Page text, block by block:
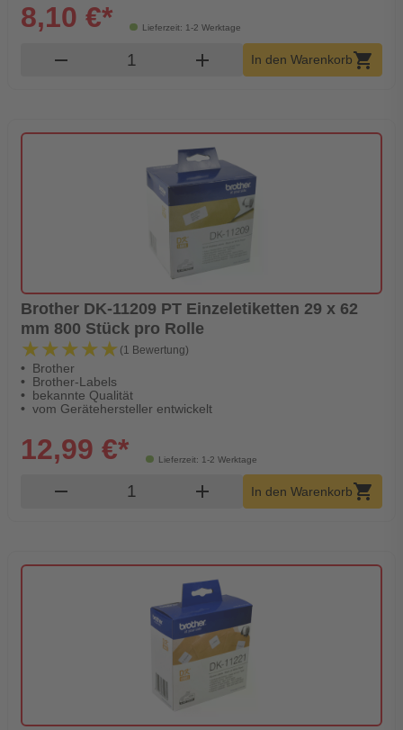
Lieferzeit: 1-2 Werktage
8,10 €*
remove Produkt Warenkorb Menge
add In den Warenkorbshopping_cart
Brother DK-11209 PT Einzeletiketten 29 x 62
mm 800 Stück pro Rolle
★★★★★
★★★★★ (1 Bewertung)
Brother
Brother-Labels
bekannte Qualität
vom Gerätehersteller entwickelt
Lieferzeit: 1-2 Werktage
12,99 €*
remove Produkt Warenkorb Menge
add In den Warenkorbshopping_cart